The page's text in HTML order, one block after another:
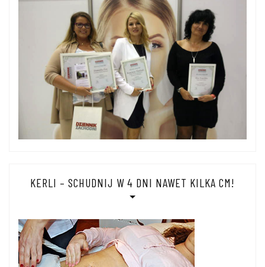
KERLI – SCHUDNIJ W 4 DNI NAWET KILKA CM!